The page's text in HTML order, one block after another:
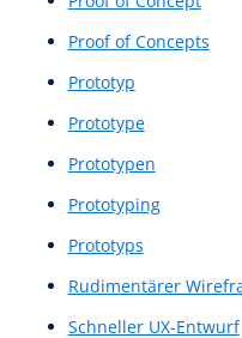
Navigationssystem
Net Promoter Score
NLU
NPS
Nutzerbefragungen
Nutzererfahrung
Nutzererlebnis